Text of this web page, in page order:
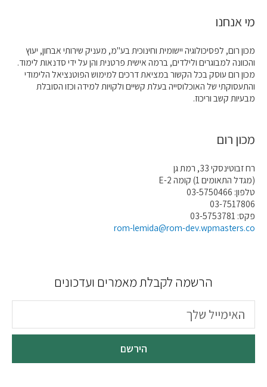
מי אנחנו
מכון רום, לפסיכולוגיה יישומית וחינוכית בע"מ, מעניק שירותי אבחון, יעוץ
והכוונה למבוגרים ולילדים, ברמה אישית פרטנית והן על ידי סדנאות לימוד.
מכון רום עוסק בכל הקשור במציאת דרכים למימוש הפוטנציאל הלימודי
והתעסוקתי של האוכלוסייה בעלת קשיים ולקויות למידה וכזו הסובלת
מבעיות קשב וריכוז.
מכון רום
רח זבוטינסקי 33, רמת גן
(מגדל התאומים 1) קומה E-2
טלפון: 03-5750466
03-7517806
פקס: 03-5753781
rom-lemida@rom-dev.wpmasters.co
הרשמה לקבלת מאמרים ועדכונים
הירשם